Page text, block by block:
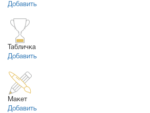
Добавить
Табличка
Добавить
Макет
Добавить